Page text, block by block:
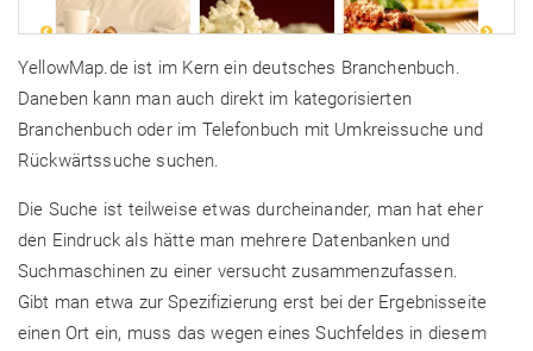
YellowMap.de ist im Kern ein deutsches Branchenbuch.
Daneben kann man auch direkt im kategorisierten
Branchenbuch oder im Telefonbuch mit Umkreissuche und
Rückwärtssuche suchen.
Die Suche ist teilweise etwas durcheinander, man hat eher
den Eindruck als hätte man mehrere Datenbanken und
Suchmaschinen zu einer versucht zusammenzufassen.
Gibt man etwa zur Spezifizierung erst bei der Ergebnisseite
einen Ort ein, muss das wegen eines Suchfeldes in diesem